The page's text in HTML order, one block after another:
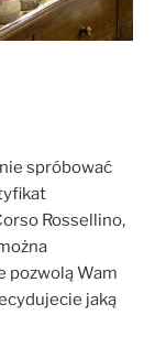
spróbować
Rossellino,
pozwolą Wam
jaką